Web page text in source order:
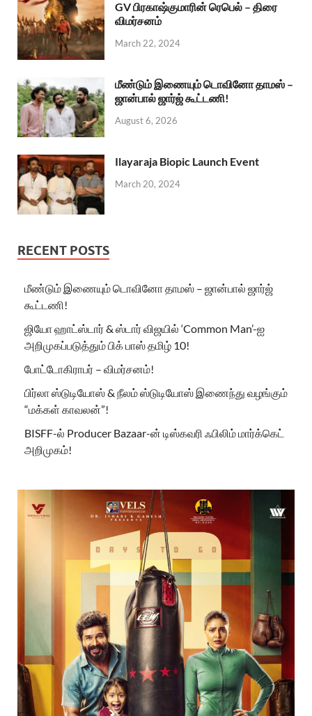
GV பிரகாஷ்குமாரின் ரெபெல் – திரை
விமர்சனம்
March 22, 2024
மீண்டும் இணையும் டொவினோ தாமஸ் –
ஜான்பால் ஜார்ஜ் கூட்டணி!
August 6, 2026
Ilayaraja Biopic Launch Event
March 20, 2024
RECENT POSTS
மீண்டும் இணையும் டொவினோ தாமஸ் – ஜான்பால் ஜார்ஜ்
கூட்டணி!
ஜியோ ஹாட்ஸ்டார் & ஸ்டார் விஜயில் ‘Common Man’-ஐ
அறிமுகப்படுத்தும் பிக் பாஸ் தமிழ் 10!
போட்டோகிராபர் – விமர்சனம்!
பிர்லா ஸ்டுடியோஸ் & நீலம் ஸ்டுடியோஸ் இணைந்து வழங்கும்
“மக்கள் காவலன்”!
BISFF-ல் Producer Bazaar-ன் டிஸ்கவரி ஃபிலிம் மார்க்கெட்
அறிமுகம்!